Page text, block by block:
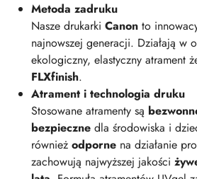
Metoda zadruku
Nasze drukarki Canon to
najnowszej generacji. Działają w
ekologiczny, elastyczny atrament
FLXfinish.
Atrament i technologia druku
Stosowane atramenty są
bezpieczne dla środowiska i
również odporne na działanie
zachowują najwyższej jakości